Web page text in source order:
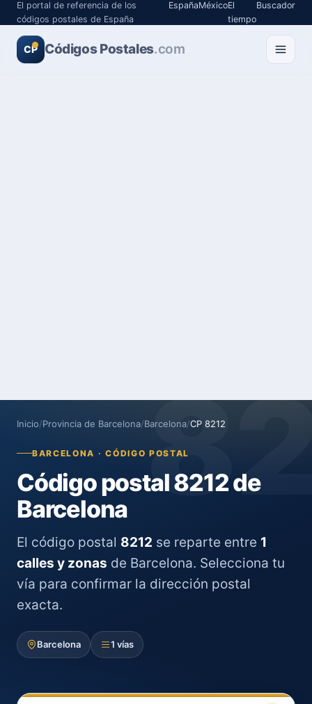
El portal de referencia de los
códigos postales de España
EspañaMéxicoEl
tiempo
Buscador
CP Códigos Postales.com
Inicio/Provincia de Barcelona/Barcelona/CP 8212
BARCELONA · CÓDIGO POSTAL
Código postal 8212 de
Barcelona
El código postal 8212 se reparte entre 1
calles y zonas de Barcelona. Selecciona tu
vía para confirmar la dirección postal
exacta.
Barcelona 1 vías